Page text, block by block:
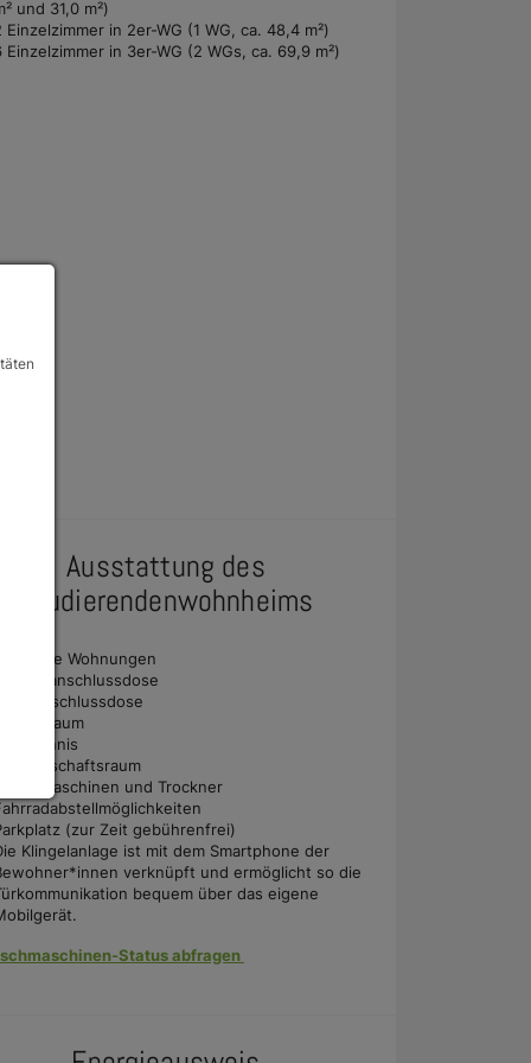
und 31,0 m²)
Einzelzimmer in 2er-WG (1 WG, ca. 48,4 m²)
Einzelzimmer in 3er-WG (2 WGs, ca. 69,9 m²)
Ausstattung des
Studierendenwohnheims
möblierte Wohnungen
Telefonanschlussdose
Kabelanschlussdose
Fitnessraum
Tischtennis
Gemeinschaftsraum
Waschmaschinen und Trockner
(zur Zeit gebührenfrei)
Klingelanlage ist mit dem Smartphone der
verknüpft und ermöglicht so die
bequem über das eigene
Status abfragen